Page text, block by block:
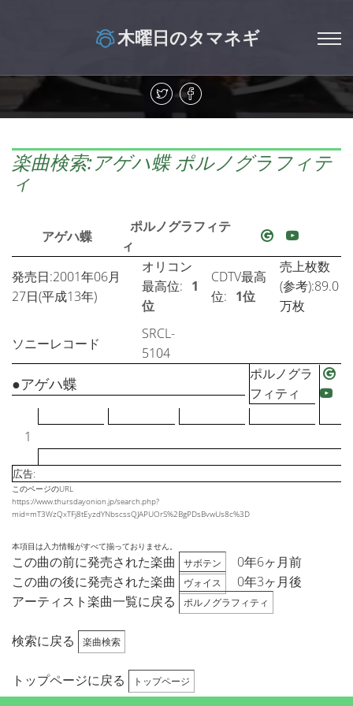
木曜日のタマネギ
楽曲検索:アゲハ蝶 ポルノグラフィテ
ィ
アゲハ蝶
ポルノグラフィテ
ィ
発売日:2001年06月
27日(平成13年)
オリコン
最高位: 1
位
CDTV最高
位: 1位
売上枚数
(参考):89.0
万枚
ソニーレコード
SRCL-
5104
1
●アゲハ蝶
ポルノグラ
フィティ
広告:
このページのURL
https://www.thursdayonion.jp/search.php?
mid=mT3WzQxTFj8tEyzdYNbscssQJAPUOrS%2BgPDsBvwUs8c%3D
本項目は入力情報がすべて揃っておりません。
この曲の前に発売された楽曲 サボテン
0年6ヶ月前
この曲の後に発売された楽曲
ヴォイス
0年3ヶ月後
アーティスト楽曲一覧に戻る
ポルノグラフィティ
検索に戻る 楽曲検索
トップページに戻る トップページ